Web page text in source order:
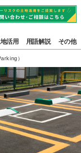
活用 用語解説 その他
）